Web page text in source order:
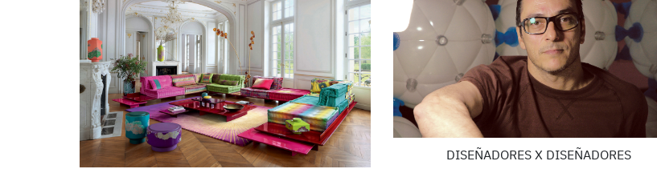
DISEÑADORES X DISEÑADORES